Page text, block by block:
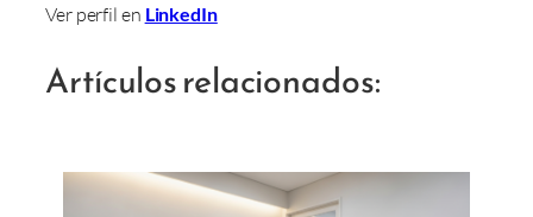
Ver perfil en LinkedIn
Artículos relacionados: